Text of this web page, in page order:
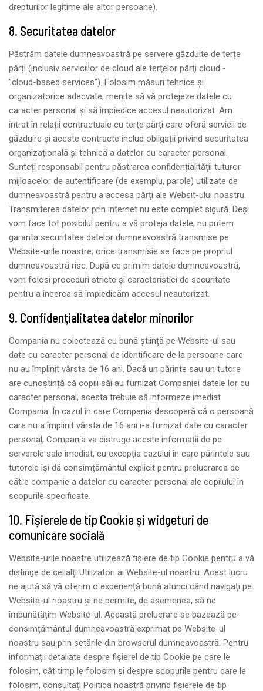
drepturilor legitime ale altor persoane).
8. Securitatea datelor
Păstrăm datele dumneavoastră pe servere găzduite de terțe
părți (inclusiv serviciilor de cloud ale terţelor părţi cloud -
”cloud-based services”). Folosim măsuri tehnice și
organizatorice adecvate, menite să vă protejeze datele cu
caracter personal și să împiedice accesul neautorizat. Am
intrat în relații contractuale cu terţe părţi care oferă servicii de
găzduire și aceste contracte includ obligații privind securitatea
organizațională și tehnică a datelor cu caracter personal.
Sunteți responsabil pentru păstrarea confidențialității tuturor
mijloacelor de autentificare (de exemplu, parole) utilizate de
dumneavoastră pentru a accesa părți ale Websit-ului noastru.
Transmiterea datelor prin internet nu este complet sigură. Deși
vom face tot posibilul pentru a vă proteja datele, nu putem
garanta securitatea datelor dumneavoastră transmise pe
Website-urile noastre; orice transmisie se face pe propriul
dumneavoastră risc. După ce primim datele dumneavoastră,
vom folosi proceduri stricte și caracteristici de securitate
pentru a încerca să împiedicăm accesul neautorizat.
9. Confidenţialitatea datelor minorilor
Compania nu colectează cu bună știință pe Website-ul sau
date cu caracter personal de identificare de la persoane care
nu au împlinit vârsta de 16 ani. Dacă un părinte sau un tutore
are cunoștință că copiii săi au furnizat Companiei datele lor cu
caracter personal, acesta trebuie să informeze imediat
Compania. În cazul în care Compania descoperă că o persoană
care nu a împlinit vârsta de 16 ani i-a furnizat date cu caracter
personal, Compania va distruge aceste informații de pe
serverele sale imediat, cu excepția cazului în care părintele sau
tutorele își dă consimțământul explicit pentru prelucrarea de
către companie a datelor cu caracter personal ale copilului în
scopurile specificate.
10. Fișierele de tip Cookie și widgeturi de
comunicare socială
Website-urile noastre utilizează fișiere de tip Cookie pentru a vă
distinge de ceilalți Utilizatori ai Website-ul noastru. Acest lucru
ne ajută să vă oferim o experiență bună atunci când navigați pe
Website-ul noastru și ne permite, de asemenea, să ne
îmbunătățim Website-ul. Această prelucrare se bazează pe
consimțământul dumneavoastră exprimat pe Website-ul
noastru sau prin setările din browserul dumneavoastră. Pentru
informații detaliate despre fișierel de tip Cookie pe care le
folosim, cât timp le folosim și despre scopurile pentru care le
folosim, consultați Politica noastră privind fișierele de tip